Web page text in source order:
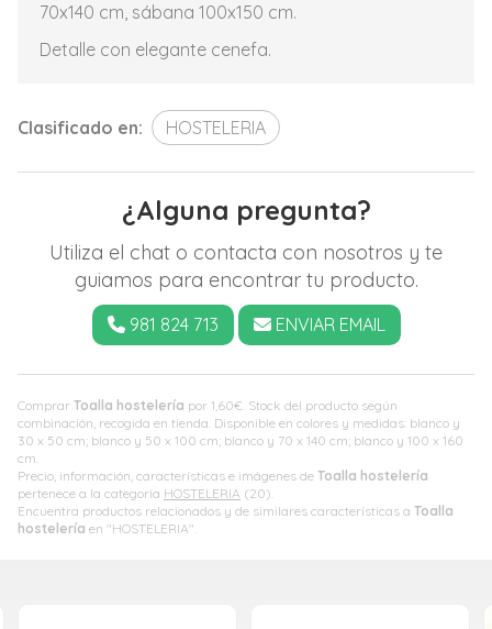
Comprar Toalla hostelería por 1,60€ . Stock del producto según
combinación, recogida en tienda. Disponible en colores y medidas: blanco y
30 x 50 cm; blanco y 50 x 100 cm; blanco y 70 x 140 cm; blanco y 100 x 160
cm.
Precio, información, características e imágenes de Toalla hostelería
pertenece a la categoría HOSTELERIA (20).
Encuentra productos relacionados y de similares características a Toalla
hostelería en "HOSTELERIA".
70x140 cm, sábana 100x150 cm.
Detalle con elegante cenefa.
Clasificado en: HOSTELERIA
¿Alguna pregunta?
Utiliza el chat o contacta con nosotros y te
guiamos para encontrar tu producto.
981 824 713 ENVIAR EMAIL